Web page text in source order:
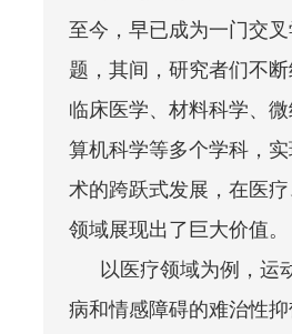
至今，早已成为一门交
题，其间，研究者们不断
临床医学、材料科学、
算机科学等多个学科，
术的跨跃式发展，在医
领域展现出了巨大价值。
以医疗领域为例，运
病和情感障碍的难治性